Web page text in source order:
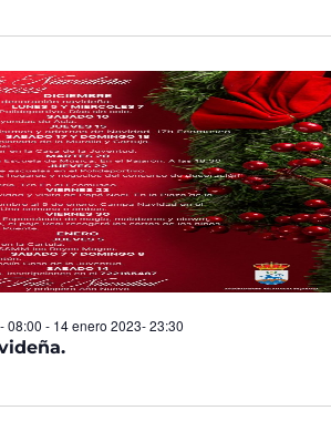
08:00 - 14 enero 2023- 23:30